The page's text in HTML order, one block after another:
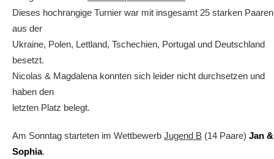
Dieses hochrangige Turnier war mit insgesamt 25 starken Paaren
aus der
Ukraine, Polen, Lettland, Tschechien, Portugal und Deutschland
besetzt.
Nicolas & Magdalena konnten sich leider nicht durchsetzen und
haben den
letzten Platz belegt.
Am Sonntag starteten im Wettbewerb Jugend B (14 Paare) Jan &
Sophia.